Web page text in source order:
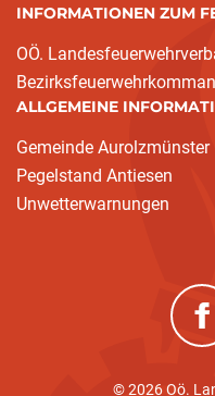
INFORMATIONEN ZUM
OÖ.
ALLGEMEINE
Gemeinde Aurolzmünster
Pegelstand Antiesen
Unwetterwarnungen
© 2026 Oö.